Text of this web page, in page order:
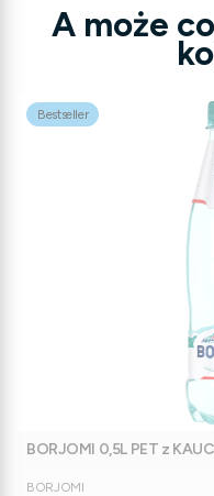
A może
Bestseller
BORJOMI 0,5L PET z
PRODUCENT
BORJOMI